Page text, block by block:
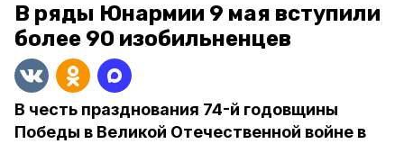
В ряды Юнармии 9 мая вступили
более 90 изобильненцев
В честь празднования 74-й годовщины
Победы в Великой Отечественной войне в